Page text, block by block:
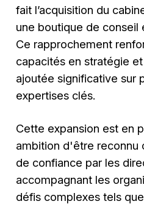
fait l’acquisition du
une boutique de conseil
Ce rapprochement
capacités en stratégie
ajoutée significative sur
expertises clés.
Cette expansion est en
ambition d'être reconnu
de confiance par les
accompagnant les
défis complexes tels